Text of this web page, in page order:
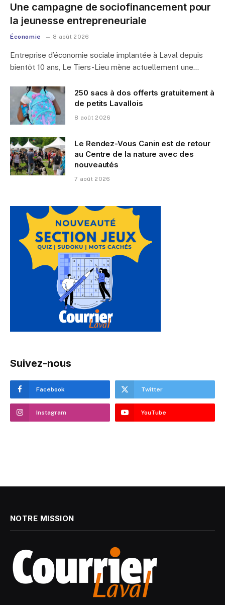
Une campagne de sociofinancement pour
la jeunesse entrepreneuriale
Économie 8 août 2026
Entreprise d’économie sociale implantée à Laval depuis
bientôt 10 ans, Le Tiers-Lieu mène actuellement une…
250 sacs à dos offerts gratuitement à
de petits Lavallois
8 août 2026
Le Rendez-Vous Canin est de retour
au Centre de la nature avec des
nouveautés
7 août 2026
Suivez-nous
Facebook Twitter
Instagram YouTube
NOTRE MISSION